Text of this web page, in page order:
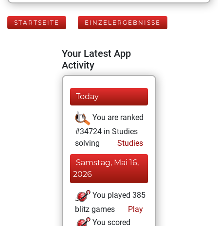
STARTSEITE EINZELERGEBNISSE
Your Latest App
Activity
Today
You are ranked
#34724 in Studies
solving
Studies
Samstag, Mai 16,
2026
You played 385
blitz games
Play
You scored